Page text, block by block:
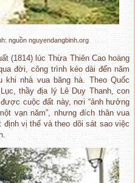
nguồn nguyendangbinh.org
(1814) lúc Thừa Thiên Cao hoàng
đời, công trình kéo dài đến năm
khi nhà vua băng hà. Theo Quốc
thầy địa lý Lê Duy Thanh, con
cuộc đất này, nơi “ảnh hưởng
vạn năm”, nhưng đích thân vua
vị thế và theo dõi sát sao việc